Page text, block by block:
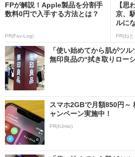
FPが解説！Apple製品を分割手
数料0円で入手する方法とは？
PR(Fav-Log)
【思
京、
ルに
PR(ね
「使い始めてから肌がツ
無印良品の“拭き取りロー
スマホ2GBで月額850円～
ャンペーン実施中！
PR(IIJmio)